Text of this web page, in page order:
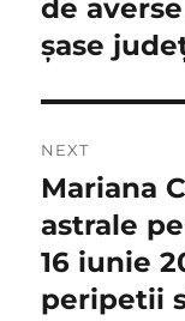
articole
de
șase
NEXT
Next
post:
Mariana
astrale
16 iunie
peripetii